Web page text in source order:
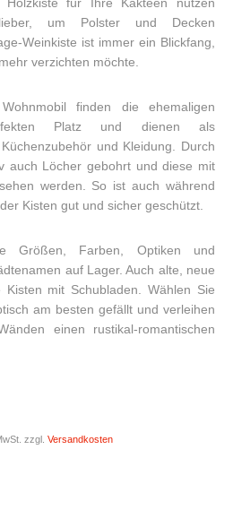
für Ihre Kakteen nutzen
um Polster und Decken
Weinkiste ist immer ein Blickfang,
verzichten möchte.
finden die ehemaligen
Platz und dienen als
und Kleidung. Durch
auch Löcher gebohrt und diese mit
werden. So ist auch während
Kisten gut und sicher geschützt.
Größen, Farben, Optiken und
auf Lager. Auch alte, neue
mit Schubladen. Wählen Sie
am besten gefällt und verleihen
einen rustikal-romantischen
zzgl. Versandkosten